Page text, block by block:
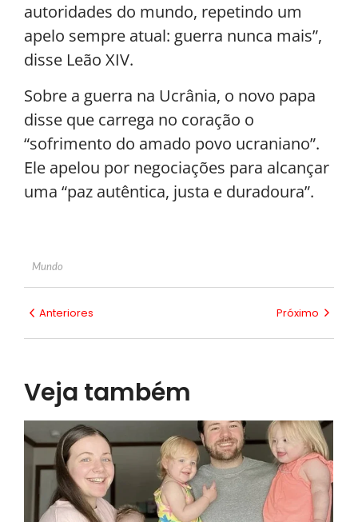
autoridades do mundo, repetindo um
apelo sempre atual: guerra nunca mais”,
disse Leão XIV.
Sobre a guerra na Ucrânia, o novo papa
disse que carrega no coração o
“sofrimento do amado povo ucraniano”.
Ele apelou por negociações para alcançar
uma “paz autêntica, justa e duradoura”.
Mundo
Anteriores Próximo
Veja também